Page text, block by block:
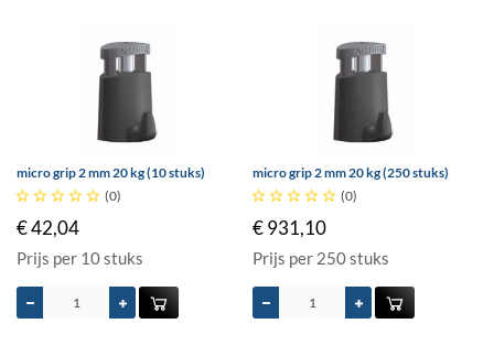
micro grip 2 mm 20 kg (10 stuks)
     (0)
€ 42,04
Prijs per 10 stuks
micro grip 2 mm 20 kg (250 stuks)
     (0)
€ 931,10
Prijs per 250 stuks